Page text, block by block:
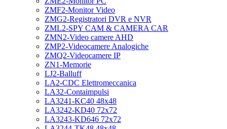
ZMF2-Monitor Video
ZMG2-Registratori DVR e NVR
ZML2-SPY CAM & CAMERA CAR
ZMN2-Video camere AHD
ZMP2-Videocamere Analogiche
ZMQ2-Videocamere IP
ZN1-Memorie
LJ2-Balluff
LA2-CDC Elettromeccanica
LA32-Contaimpulsi
LA3241-KC40 48x48
LA3242-KD40 72x72
LA3243-KD646 72x72